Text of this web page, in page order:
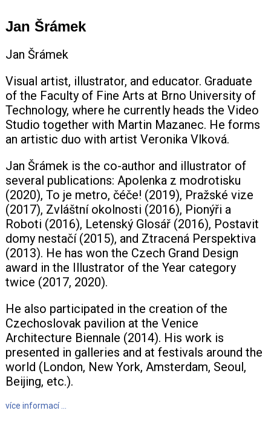
+420 771 147 600
info@pagefive.com
Přihlásit se
Jan Šrámek
Jan Šrámek
Visual artist, illustrator, and educator. Graduate
of the Faculty of Fine Arts at Brno University of
Technology, where he currently heads the Video
Studio together with Martin Mazanec. He forms
an artistic duo with artist Veronika Vlková.
Jan Šrámek is the co-author and illustrator of
several publications: Apolenka z modrotisku
(2020), To je metro, čéče! (2019), Pražské vize
(2017), Zvláštní okolnosti (2016), Pionýři a
Roboti (2016), Letenský Glosář (2016), Postavit
domy nestačí (2015), and Ztracená Perspektiva
(2013). He has won the Czech Grand Design
award in the Illustrator of the Year category
twice (2017, 2020).
He also participated in the creation of the
Czechoslovak pavilion at the Venice
Architecture Biennale (2014). His work is
presented in galleries and at festivals around the
world (London, New York, Amsterdam, Seoul,
Beijing, etc.).
více informací ...